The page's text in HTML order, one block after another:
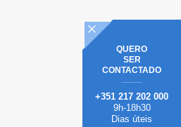
QUERO
SER
CONTACTADO
+351 217 202 000
9h-18h30
Dias úteis